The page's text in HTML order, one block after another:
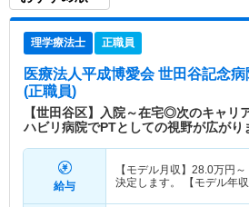
理学療法士 正職員
医療法人平成博愛会 世田谷記念病
(正職員)
【世田谷区】入院～在宅◎次のキャリ
ハビリ病院でPTとしての視野が広がり
給与
【モデル月収】 28.0万円～
決定します。 【モデル年収